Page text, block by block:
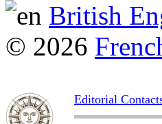
British
© 2026
Editorial